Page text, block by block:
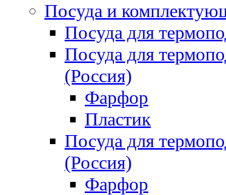
Посуда и
Посуда для
Посуда для
(Россия)
Фарфор
Пластик
Посуда для
(Россия)
Фарфор